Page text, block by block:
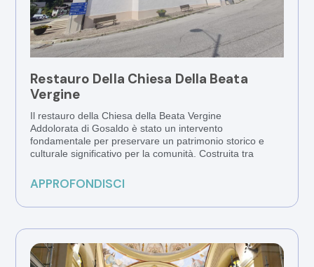
Restauro Della Chiesa Della Beata
Vergine
Il restauro della Chiesa della Beata Vergine
Addolorata di Gosaldo è stato un intervento
fondamentale per preservare un patrimonio storico e
culturale significativo per la comunità. Costruita tra
APPROFONDISCI